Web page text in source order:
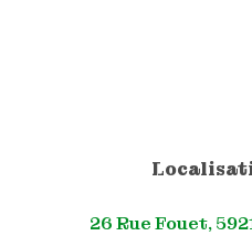
26 Rue Fouet,